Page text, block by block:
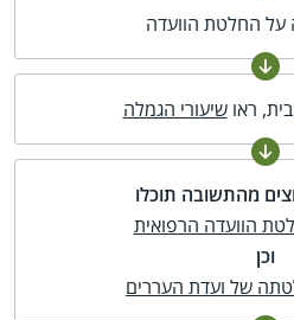
על החלטת הוועדה
ראושיעורי הגמלה
מהתשובה תוכלו
הוועדה הרפואית
וכן
של ועדת העררים